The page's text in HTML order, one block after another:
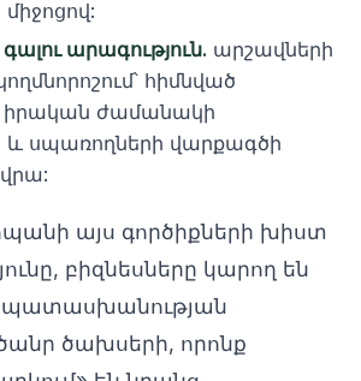
արագություն. արշավների
հիմնված
ժամանակի
սպառողների վարքագծի
այս գործիքների խիստ
բիզնեսները կարող են
ծախսերի, որոնք